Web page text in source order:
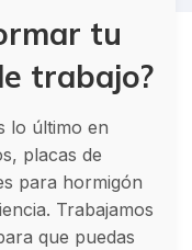
tu
trabajo?
lo último en
placas de
para hormigón
Trabajamos
que puedas